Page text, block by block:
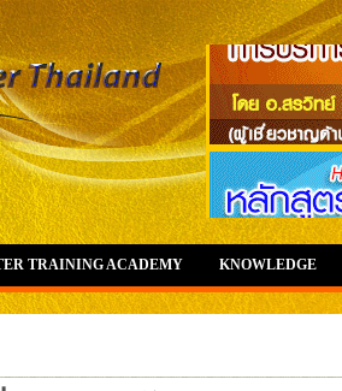
TRAINING ACADEMY KNOWLEDGE